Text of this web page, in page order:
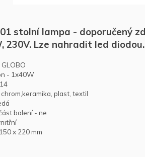
stolní lampa -
230V. Lze nahradit led diodou.
- 1x40W
plast, textil
balení - ne
x 220 mm